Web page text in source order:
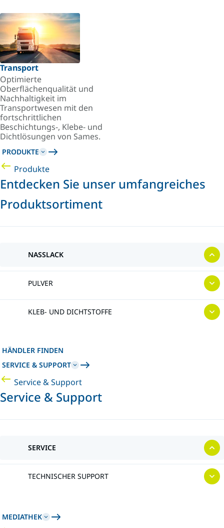
Transport
Optimierte
Oberflächenqualität und
Nachhaltigkeit im
Transportwesen mit den
fortschrittlichen
Beschichtungs-, Klebe- und
Dichtlösungen von Sames.
PRODUKTE
Produkte
Entdecken Sie unser umfangreiches
Produktsortiment
NASSLACK
PULVER
KLEB- UND DICHTSTOFFE
HÄNDLER FINDEN
SERVICE & SUPPORT
Service & Support
Service & Support
SERVICE
TECHNISCHER SUPPORT
MEDIATHEK